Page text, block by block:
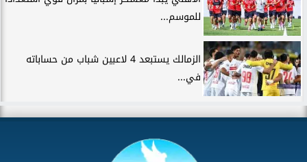
للموسم...
الزمالك يستبعد 4 لاعبين شباب من حساباته
في...